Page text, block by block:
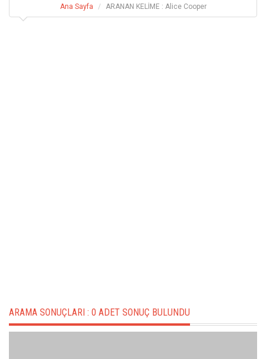
Ana Sayfa ARANAN KELİME : Alice Cooper
ARAMA SONUÇLARI : 0 ADET SONUÇ BULUNDU